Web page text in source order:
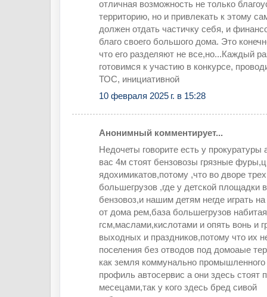
отличная возможность не только
территорию, но и привлекать к этому
должен отдать частичку себя, и
благо своего большого дома. Это
что его разделяют не все,но...Каждый
готовимся к участию в конкурсе,
ТОС, инициативной
10 февраля 2025 г. в 15:28
Анонимный комментирует...
Недочеты говорите есть у прокуратуры
вас 4м стоят бензовозы грязные
ядохимикатов,потому ,что во дворе
большегрузов ,где у детской площадки
бензовоз,и нашим детям негде играть
от дома рем,база большегрузов набитая
гсм,маслами,кислотами и опять вонь и
выходных и праздников,потому что их
поселения без отводов под домоаые
как земля коммунально промышленного
профиль автосервис а они здесь стоят
месецами,так у кого здесь бред сивой